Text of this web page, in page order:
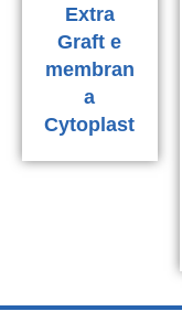
Extra
Graft e
membran
a
Cytoplast